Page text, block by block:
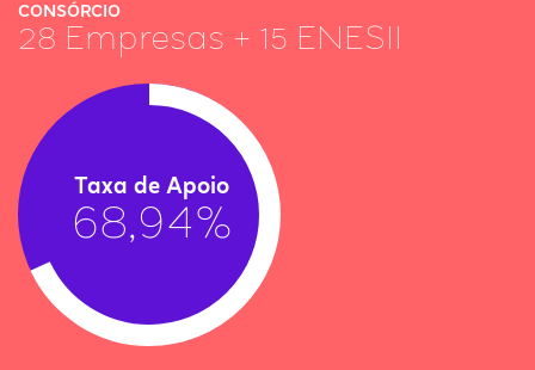
CONSÓRCIO
28 Empresas + 15 ENESII
Taxa de Apoio
68,94%